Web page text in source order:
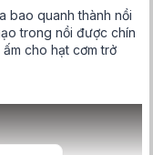
bao quanh thành nồi
trong nồi được chín
cho hạt cơm trở